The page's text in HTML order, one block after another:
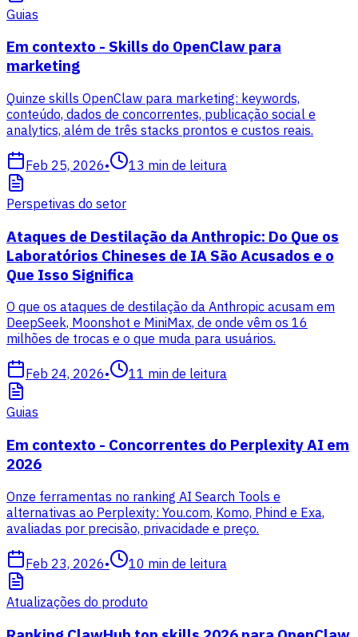
Guias
Em contexto - Skills do OpenClaw para
marketing
Quinze skills OpenClaw para marketing: keywords,
conteúdo, dados de concorrentes, publicação social e
analytics, além de três stacks prontos e custos reais.
Feb 25, 2026• 13 min de leitura
Perspetivas do setor
Ataques de Destilação da Anthropic: Do Que os
Laboratórios Chineses de IA São Acusados e o
Que Isso Significa
O que os ataques de destilação da Anthropic acusam em
DeepSeek, Moonshot e MiniMax, de onde vêm os 16
milhões de trocas e o que muda para usuários.
Feb 24, 2026• 11 min de leitura
Guias
Em contexto - Concorrentes do Perplexity AI em
2026
Onze ferramentas no ranking AI Search Tools e
alternativas ao Perplexity: You.com, Komo, Phind e Exa,
avaliadas por precisão, privacidade e preço.
Feb 23, 2026• 10 min de leitura
Atualizações do produto